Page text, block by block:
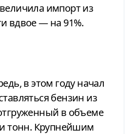
импорт из
вдвое — на 91%.
в этом году начал
бензин из
в объеме
тонн. Крупнейшим